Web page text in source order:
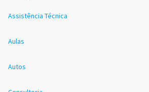
Assistência Técnica
Aulas
Autos